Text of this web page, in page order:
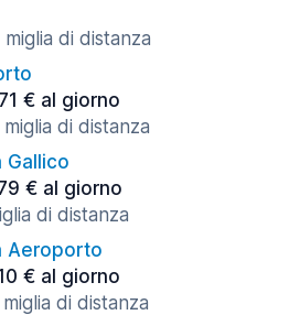
di distanza
€ al giorno
di distanza
Gallico
€ al giorno
di distanza
Aeroporto
€ al giorno
di distanza